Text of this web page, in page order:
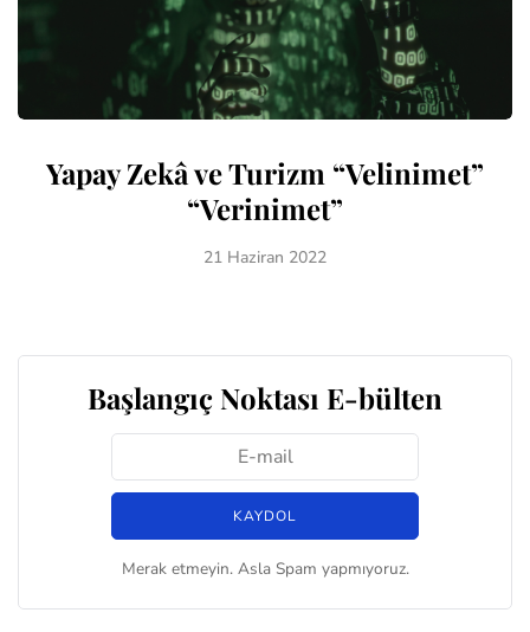
Yapay Zekâ ve Turizm “Velinimet”
“Verinimet”
21 Haziran 2022
Başlangıç Noktası E-bülten
Merak etmeyin. Asla Spam yapmıyoruz.